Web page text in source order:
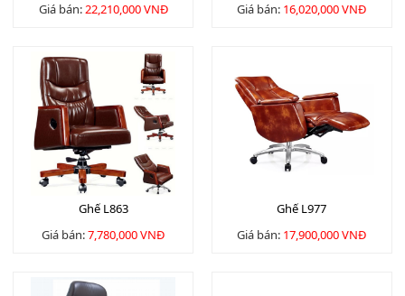
Giá bán:22,210,000 VNĐ
Giá bán: 16,020,000 VNĐ
Ghế L863
Giá bán:7,780,000 VNĐ
Ghế L977
Giá bán: 17,900,000 VNĐ